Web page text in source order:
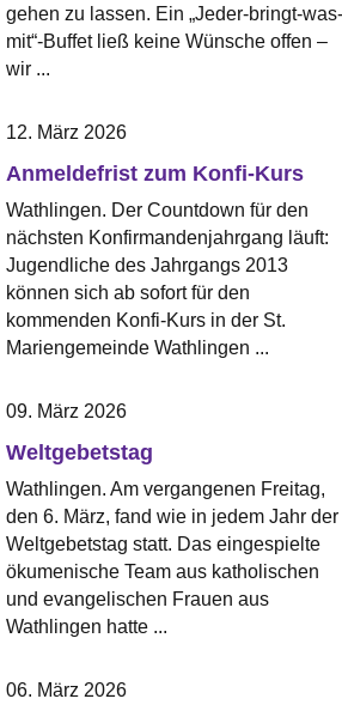
gehen zu lassen. Ein „Jeder-bringt-was-
mit“-Buffet ließ keine Wünsche offen –
wir ...
12. März 2026
Anmeldefrist zum Konfi-Kurs
Wathlingen. Der Countdown für den
nächsten Konfirmandenjahrgang läuft:
Jugendliche des Jahrgangs 2013
können sich ab sofort für den
kommenden Konfi-Kurs in der St.
Mariengemeinde Wathlingen ...
09. März 2026
Weltgebetstag
Wathlingen. Am vergangenen Freitag,
den 6. März, fand wie in jedem Jahr der
Weltgebetstag statt. Das eingespielte
ökumenische Team aus katholischen
und evangelischen Frauen aus
Wathlingen hatte ...
06. März 2026